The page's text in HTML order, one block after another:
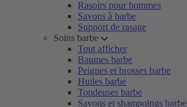
Rasoirs pour hommes
Savons à barbe
Support de rasage
Soins barbe
Tout afficher
Baumes barbe
Peignes et brosses barbe
Huiles barbe
Tondeuses barbe
Savons et shampoings barbe